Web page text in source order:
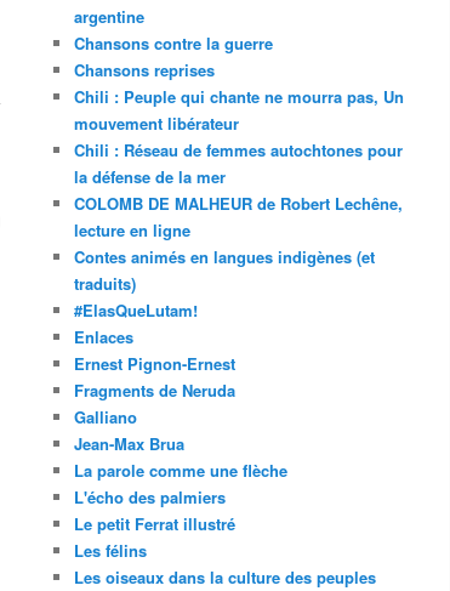
argentine
Chansons contre la guerre
Chansons reprises
Chili : Peuple qui chante ne mourra pas, Un
mouvement libérateur
Chili : Réseau de femmes autochtones pour
la défense de la mer
COLOMB DE MALHEUR de Robert Lechêne,
lecture en ligne
Contes animés en langues indigènes (et
traduits)
#ElasQueLutam!
Enlaces
Ernest Pignon-Ernest
Fragments de Neruda
Galliano
Jean-Max Brua
La parole comme une flèche
L'écho des palmiers
Le petit Ferrat illustré
Les félins
Les oiseaux dans la culture des peuples